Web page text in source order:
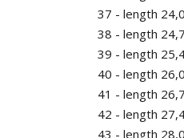
37 - length
38 - length
39 - length
40 - length
41 - length
42 - length
43 - length